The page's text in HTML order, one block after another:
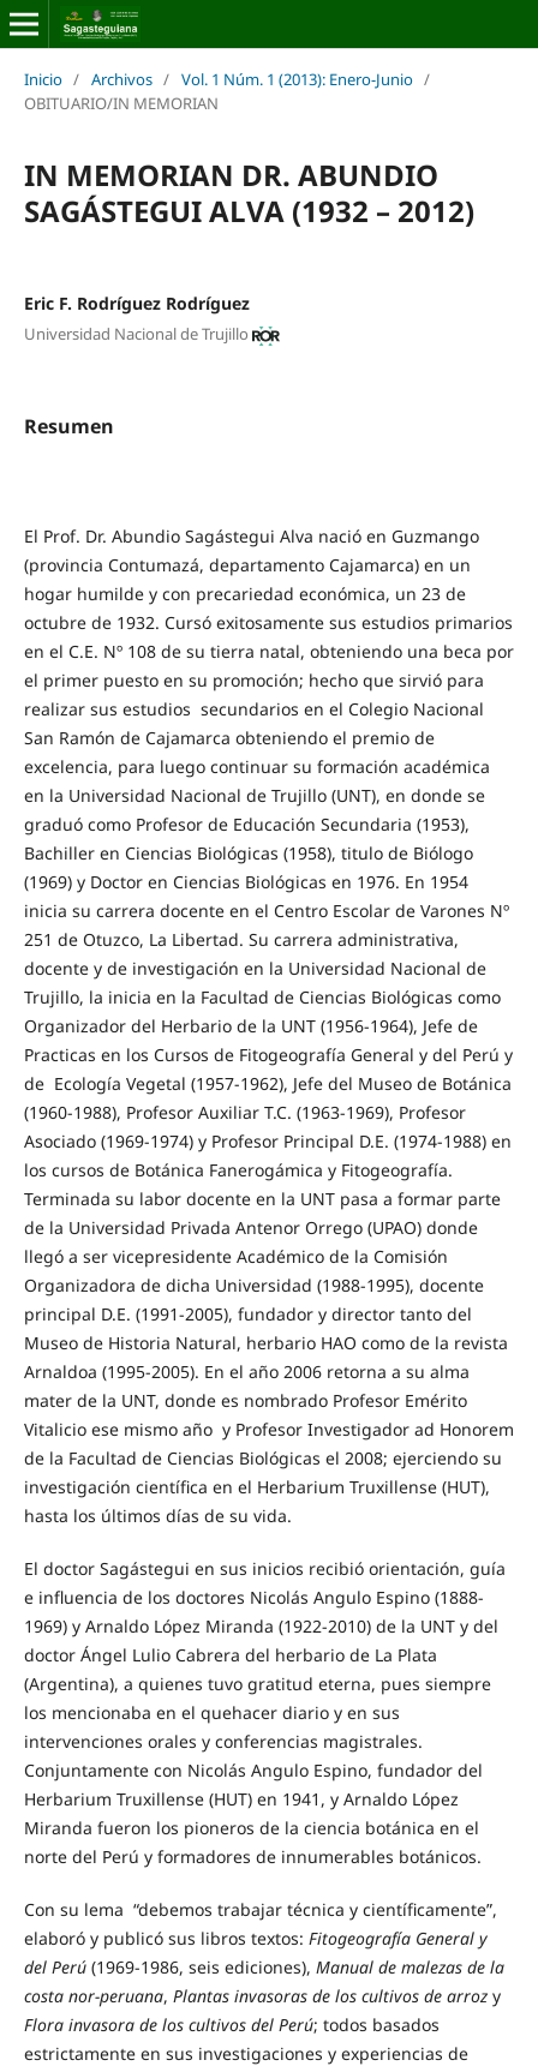
Inicio / Archivos / Vol. 1 Núm. 1 (2013): Enero-Junio /
OBITUARIO/IN MEMORIAN
IN MEMORIAN DR. ABUNDIO
SAGÁSTEGUI ALVA (1932 – 2012)
Eric F. Rodríguez Rodríguez
Universidad Nacional de Trujillo
Resumen
El Prof. Dr. Abundio Sagástegui Alva nació en Guzmango
(provincia Contumazá, departamento Cajamarca) en un
hogar humilde y con precariedad económica, un 23 de
octubre de 1932. Cursó exitosamente sus estudios primarios
en el C.E. Nº 108 de su tierra natal, obteniendo una beca por
el primer puesto en su promoción; hecho que sirvió para
realizar sus estudios secundarios en el Colegio Nacional
San Ramón de Cajamarca obteniendo el premio de
excelencia, para luego continuar su formación académica
en la Universidad Nacional de Trujillo (UNT), en donde se
graduó como Profesor de Educación Secundaria (1953),
Bachiller en Ciencias Biológicas (1958), titulo de Biólogo
(1969) y Doctor en Ciencias Biológicas en 1976. En 1954
inicia su carrera docente en el Centro Escolar de Varones Nº
251 de Otuzco, La Libertad. Su carrera administrativa,
docente y de investigación en la Universidad Nacional de
Trujillo, la inicia en la Facultad de Ciencias Biológicas como
Organizador del Herbario de la UNT (1956-1964), Jefe de
Practicas en los Cursos de Fitogeografía General y del Perú y
de Ecología Vegetal (1957-1962), Jefe del Museo de Botánica
(1960-1988), Profesor Auxiliar T.C. (1963-1969), Profesor
Asociado (1969-1974) y Profesor Principal D.E. (1974-1988) en
los cursos de Botánica Fanerogámica y Fitogeografía.
Terminada su labor docente en la UNT pasa a formar parte
de la Universidad Privada Antenor Orrego (UPAO) donde
llegó a ser vicepresidente Académico de la Comisión
Organizadora de dicha Universidad (1988-1995), docente
principal D.E. (1991-2005), fundador y director tanto del
Museo de Historia Natural, herbario HAO como de la revista
Arnaldoa (1995-2005). En el año 2006 retorna a su alma
mater de la UNT, donde es nombrado Profesor Emérito
Vitalicio ese mismo año y Profesor Investigador ad Honorem
de la Facultad de Ciencias Biológicas el 2008; ejerciendo su
investigación científica en el Herbarium Truxillense (HUT),
hasta los últimos días de su vida.
El doctor Sagástegui en sus inicios recibió orientación, guía
e influencia de los doctores Nicolás Angulo Espino (1888-
1969) y Arnaldo López Miranda (1922-2010) de la UNT y del
doctor Ángel Lulio Cabrera del herbario de La Plata
(Argentina), a quienes tuvo gratitud eterna, pues siempre
los mencionaba en el quehacer diario y en sus
intervenciones orales y conferencias magistrales.
Conjuntamente con Nicolás Angulo Espino, funda­dor del
Herbarium Truxillense (HUT) en 1941, y Arnaldo López
Miranda fueron los pioneros de la ciencia botánica en el
norte del Perú y formadores de innumerables botánicos.
Con su lema “debemos trabajar técnica y científicamente”,
elaboró y publicó sus libros textos: Fitogeografía General y
del Perú (1969-1986, seis ediciones), Manual de malezas de la
costa nor-peruana, Plantas invasoras de los cultivos de arroz y
Flora invasora de los cultivos del Perú; todos basados
estrictamente en sus investigaciones y experiencias de